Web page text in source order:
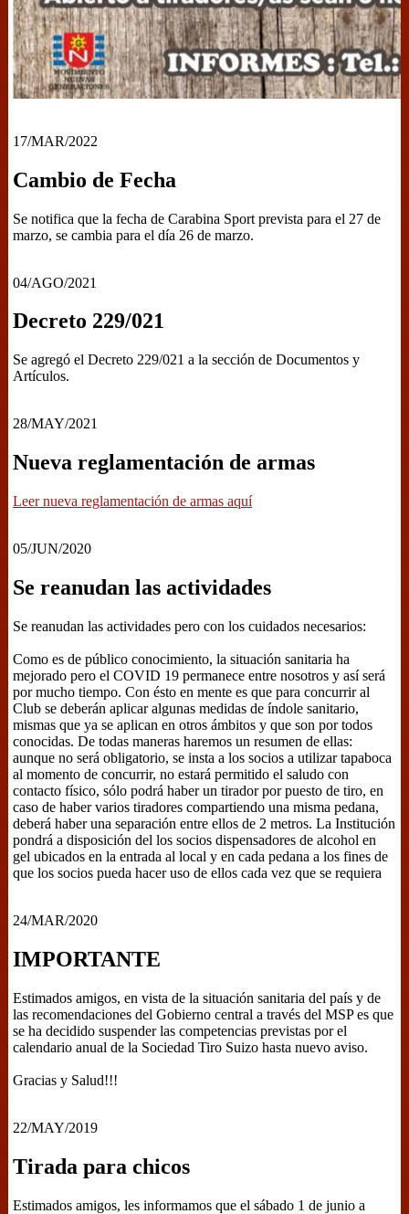
17/MAR/2022
Cambio de Fecha
Se notifica que la fecha de Carabina Sport prevista para el 27 de
marzo, se cambia para el día 26 de marzo.
04/AGO/2021
Decreto 229/021
Se agregó el Decreto 229/021 a la sección de Documentos y
Artículos.
28/MAY/2021
Nueva reglamentación de armas
Leer nueva reglamentación de armas aquí
05/JUN/2020
Se reanudan las actividades
Se reanudan las actividades pero con los cuidados necesarios:
Como es de público conocimiento, la situación sanitaria ha
mejorado pero el COVID 19 permanece entre nosotros y así será
por mucho tiempo. Con ésto en mente es que para concurrir al
Club se deberán aplicar algunas medidas de índole sanitario,
mismas que ya se aplican en otros ámbitos y que son por todos
conocidas. De todas maneras haremos un resumen de ellas:
aunque no será obligatorio, se insta a los socios a utilizar tapaboca
al momento de concurrir, no estará permitido el saludo con
contacto físico, sólo podrá haber un tirador por puesto de tiro, en
caso de haber varios tiradores compartiendo una misma pedana,
deberá haber una separación entre ellos de 2 metros. La Institución
pondrá a disposición del los socios dispensadores de alcohol en
gel ubicados en la entrada al local y en cada pedana a los fines de
que los socios pueda hacer uso de ellos cada vez que se requiera
24/MAR/2020
IMPORTANTE
Estimados amigos, en vista de la situación sanitaria del país y de
las recomendaciones del Gobierno central a través del MSP es que
se ha decidido suspender las competencias previstas por el
calendario anual de la Sociedad Tiro Suizo hasta nuevo aviso.
Gracias y Salud!!!
22/MAY/2019
Tirada para chicos
Estimados amigos, les informamos que el sábado 1 de junio a